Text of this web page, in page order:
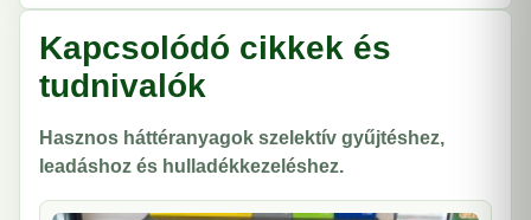
Kapcsolódó cikkek és
tudnivalók
Hasznos háttéranyagok szelektív gyűjtéshez,
leadáshoz és hulladékkezeléshez.